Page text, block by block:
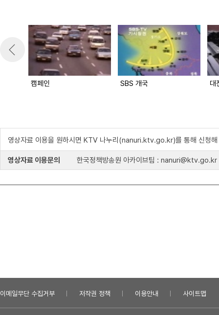
캠페인 SBS 개국
영상자료 이용을 원하시면 KTV 나누리(nanuri.ktv.go.kr)를 통해 신청해
영상자료 이용문의 한국정책방송원 아카이브팀 : nanuri@ktv.go.kr
이메일무단 수집거부 저작권 정책 이용안내 사이트맵